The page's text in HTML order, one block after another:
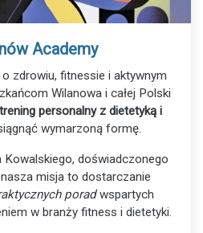
Academy
zdrowiu, fitnessie i aktywnym
Wilanowa i całej Polski
personalny z dietetyką i
wymarzoną formę.
doświadczonego
misja to dostarczanie
poradwspartych
w branży fitness i dietetyki.